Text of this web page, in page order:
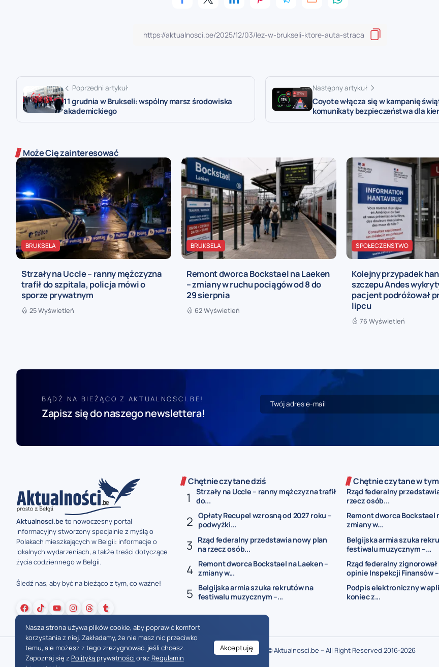
Poprzedni artykuł
11 grudnia w Brukseli: wspólny marsz środowiska
akademickiego
Następny artykuł
Coyote włącza się w kampanię
komunikaty bezpieczeństwa dla
Może Cię zainteresować
BRUKSELA
Strzały na Uccle – ranny mężczyzna
trafił do szpitala, policja mówi o
sporze prywatnym
25 Wyświetleń
BRUKSELA
Remont dworca Bockstael na Laeken
– zmiany w ruchu pociągów od 8 do
29 sierpnia
62 Wyświetleń
SPOŁECZEŃSTWO
Kolejny przypadek
szczepu Andes
pacjent podróżował
lipcu
76 Wyświetleń
BĄDŹ NA BIEŻĄCO Z AKTUALNOSCI.BE!
Zapisz się do naszego newslettera!
Aktualnosci.beto nowoczesny portal
informacyjny stworzony specjalnie z myślą o
Polakach mieszkających w Belgii: informacje o
lokalnych wydarzeniach, a także treści dotyczące
życia codziennego w Belgii.
Śledź nas, aby być na bieżąco z tym, co ważne!
Chętnie czytane dziś
Strzały na Uccle – ranny mężczyzna trafił
do...
Opłaty Recupel wzrosną od 2027 roku –
podwyżki...
Rząd federalny przedstawia nowy plan
na rzecz osób...
Remont dworca Bockstael na Laeken –
zmiany w...
Belgijska armia szuka rekrutów na
festiwalu muzycznym –...
Chętnie czytane w
Rząd federalny
rzecz osób...
Remont dworca Bockstael
zmiany w...
Belgijska armia szuka
festiwalu muzycznym –...
Rząd federalny
opinie Inspekcji Finansów
Podpis elektroniczny w
koniec z...
© Aktualnosci.be – All Right Reserved 2016-2026
Nasza strona używa plików cookie, aby poprawić komfort
korzystania z niej. Zakładamy, że nie masz nic przeciwko
temu, ale możesz z tego zrezygnować, jeśli chcesz.
Zapoznaj się z Polityką prywatności oraz Regulamin
Akceptuję